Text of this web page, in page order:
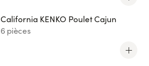
California KENKO Poulet Cajun
6 pièces